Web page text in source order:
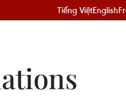
Tiếng ViệtEnglish